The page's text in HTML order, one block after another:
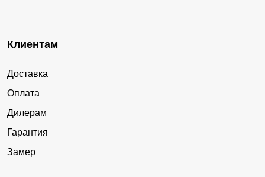
Клиентам
Доставка
Оплата
Дилерам
Гарантия
Замер